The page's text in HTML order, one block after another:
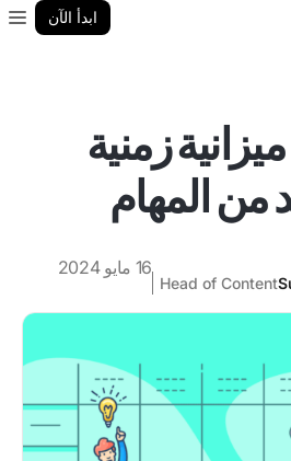
ابدأ الآن
زمنية
من المهام
Head of Content
16 مايو 2024